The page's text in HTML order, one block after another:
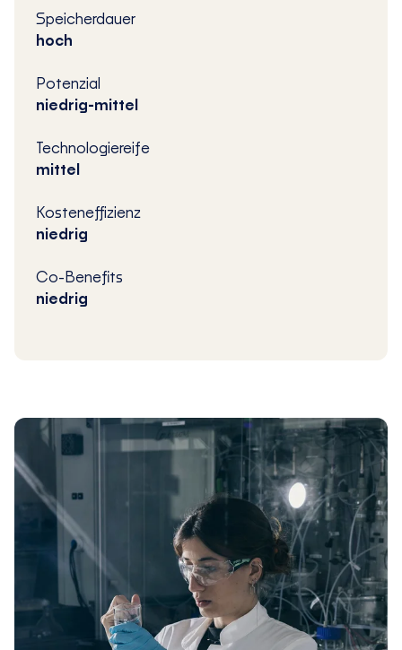
Speicherdauer
hoch
Potenzial
niedrig-mittel
Technologiereife
mittel
Kosteneffizienz
niedrig
Co-Benefits
niedrig